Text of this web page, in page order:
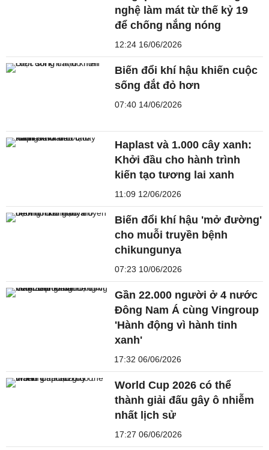
nghệ làm mát từ thế kỷ 19
để chống nắng nóng
12:24 16/06/2026
Biến đổi khí hậu khiến cuộc
sống đắt đỏ hơn
07:40 14/06/2026
Haplast và 1.000 cây xanh:
Khởi đầu cho hành trình
kiến tạo tương lai xanh
11:09 12/06/2026
Biến đổi khí hậu 'mở đường'
cho muỗi truyền bệnh
chikungunya
07:23 10/06/2026
Gần 22.000 người ở 4 nước
Đông Nam Á cùng Vingroup
'Hành động vì hành tinh
xanh'
17:32 06/06/2026
World Cup 2026 có thể
thành giải đấu gây ô nhiễm
nhất lịch sử
17:27 06/06/2026